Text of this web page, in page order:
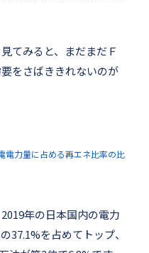
てみると、まだまだＦ
をさばききれないのが
電力量に占める再エネ比率の比
年の日本国内の電力
37.1%を占めてトップ、